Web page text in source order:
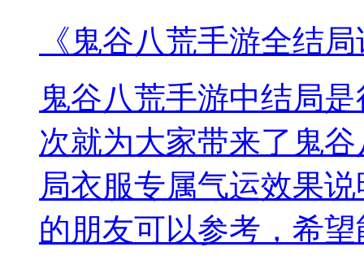
《鬼谷八荒手游全结
鬼谷八荒手游中结局
次就为大家带来了鬼
局衣服专属气运效果
的朋友可以参考，希